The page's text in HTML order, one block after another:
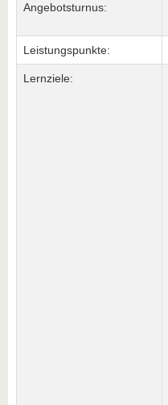
Angebotsturnus:
Leistungspunkte:
Lernziele: